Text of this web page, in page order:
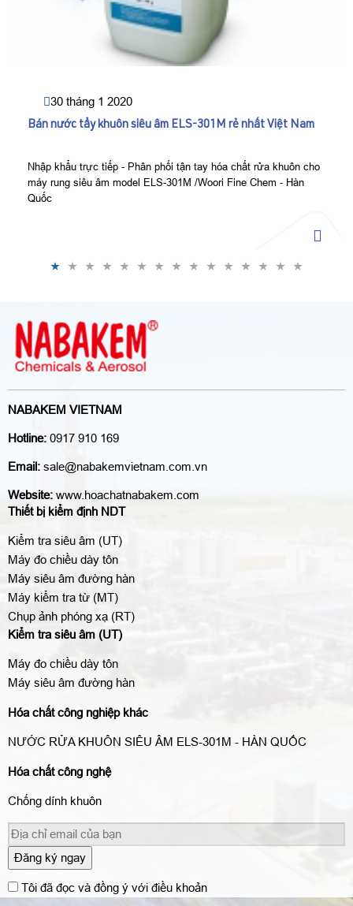
30 tháng 1 2020
Bán nước tẩy khuôn siêu âm ELS-301M rẻ nhất Việt Nam
Nhập khẩu trực tiếp - Phân phối tận tay hóa chất rửa khuôn cho
máy rung siêu âm model ELS-301M /Woori Fine Chem - Hàn
Quốc
NABAKEM VIETNAM
Hotline: 0917 910 169
Email: sale@nabakemvietnam.com.vn
Website: www.hoachatnabakem.com
Thiết bị kiểm định NDT
Kiểm tra siêu âm (UT)
Máy đo chiều dày tôn
Máy siêu âm đường hàn
Máy kiểm tra từ (MT)
Chụp ảnh phóng xạ (RT)
Kiểm tra siêu âm (UT)
Máy đo chiều dày tôn
Máy siêu âm đường hàn
Hóa chất công nghiệp khác
NƯỚC RỬA KHUÔN SIÊU ÂM ELS-301M - HÀN QUỐC
Hóa chất công nghệ
Chống dính khuôn
Đăng ký ngay
Tôi đã đọc và đồng ý với điều khoản